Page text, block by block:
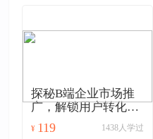
探秘B端企业市场推
广，解锁用户转化新
商机
¥ 119 1438人学过